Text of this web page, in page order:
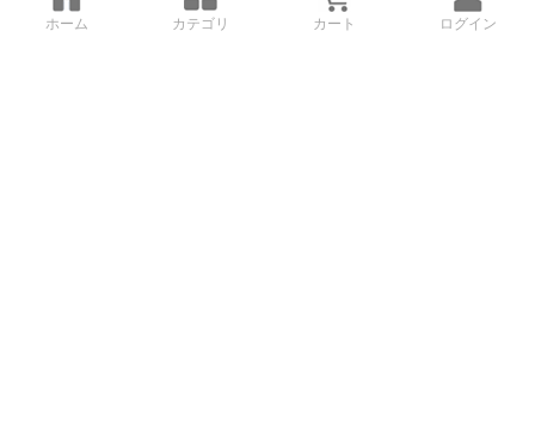
ホーム カテゴリ カート ログイン